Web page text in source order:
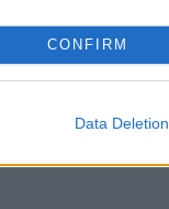
CONFIRM
Data Deletion